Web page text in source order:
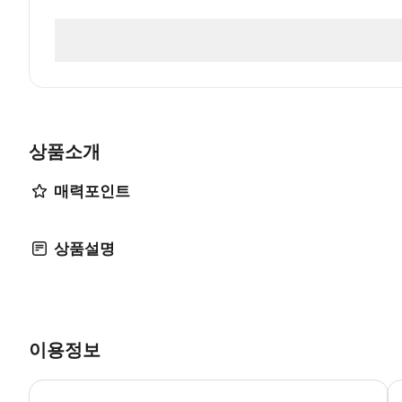
상품소개
매력포인트
상품설명
이용정보
이